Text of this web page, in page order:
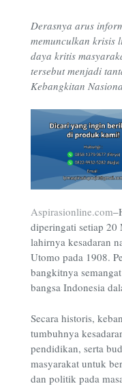
Derasnya arus
memunculkan krisis
daya kritis
tersebut menjadi
Kebangkitan
Aspirasionline.com–
diperingati setiap 20
lahirnya kesadaran
Utomo pada 1908.
bangkitnya
bangsa Indonesia
Secara historis,
tumbuhnya
pendidikan, serta
masyarakat untuk
dan politik pada